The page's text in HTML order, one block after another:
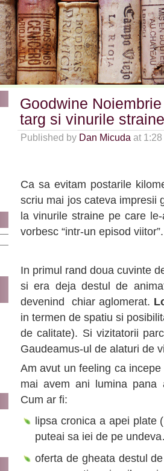
Goodwine
targ si vinurile straine
Published by Dan Micuda at
Ca sa evitam postarile
scriu mai jos cateva impresii
la vinurile straine pe care
vorbesc “intr-un episod viitor”.
In primul rand doua cuvinte
si era deja destul de
devenind chiar aglomerat.
in termen de spatiu si
de calitate). Si vizitatorii
Gaudeamus-ul de alaturi de
Am avut un feeling ca
mai avem ani lumina pana
Cum ar fi:
lipsa cronica a apei plate
puteai sa iei de pe
oferta de gheata destul